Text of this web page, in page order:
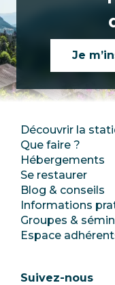
Je
Découvrir la
Que faire ?
Hébergements
Se restaurer
Blog & conseils
Informations
Groupes &
Espace
Suivez-nous